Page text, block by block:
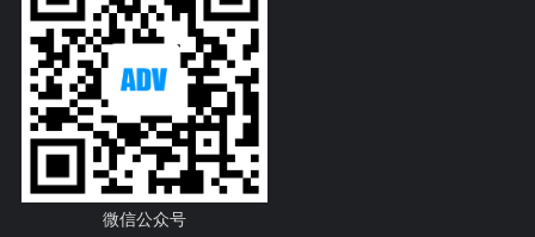
微信公众号